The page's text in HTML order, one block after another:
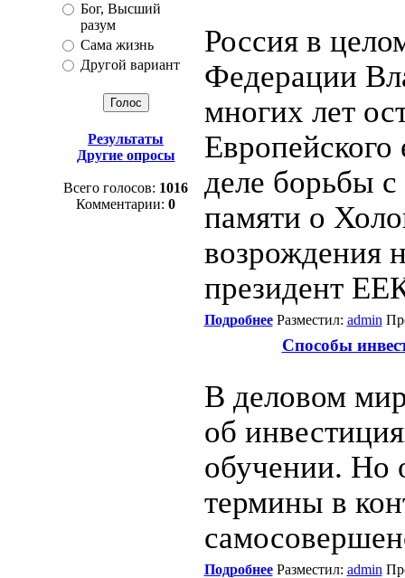
Бог, Высший
разум
Сама жизнь
Другой вариант
Результаты
Другие опросы
Всего голосов: 1016
Комментарии: 0
Россия в
Федерации
многих лет
Европейского
деле борьбы
памяти о
возрождения
президент
ПодробнееРазместил: admin
Способы
В деловом
об
обучении. Но
термины в
ПодробнееРазместил: admin